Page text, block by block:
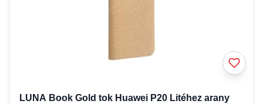
LUNA Book Gold tok Huawei P20 Litéhez arany